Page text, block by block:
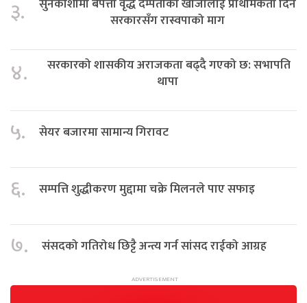
३.
सरकारसँग रास्वपाको माग
४.
सरकारको शासकीय अराजकता बढ्दै गएको छ: सभापति
थापा
५. सेयर बजारमा सामान्य गिरावट
६. सम्पत्ति शुद्धीकरण मुद्दामा चक्रे मिलनले पाए सफाइ
७. संसदको गतिरोध छिट्टै अन्त्य गर्न सांसद राईको आग्रह